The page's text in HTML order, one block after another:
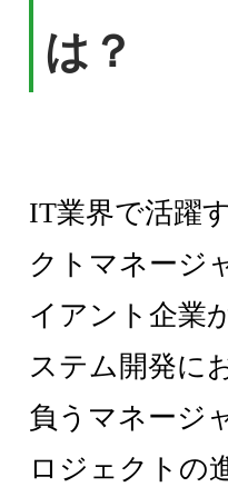
は？
IT業界で活躍
クトマネージ
イアント企業
ステム開発に
負うマネージ
ロジェクトの